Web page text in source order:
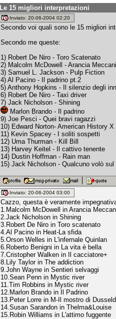
Le 15 migliori interpretazioni
Inviato: 20-06-2004 02:20
Secondo voi quali sono le 15 migliori
Secondo me queste:
1) Robert De Niro - Toro Scatenato
2) Malcolm McDowell - Arancia
3) Samuel L. Jackson - Pulp Fiction
4) Al Pacino - Il padrino pt.2
5) Anthony Hopkins - Il silenzio degli
6) Robert De Niro - Taxi driver
7) Jack Nicholson - Shining
Marlon Brando - Il padrino
9) Joe Pesci - Quei bravi ragazzi
10) Edward Norton- American History X
11) Kevin Spacey - I soliti sospetti
12) Uma Thurman - Kill Bill
13) Harvey Keitel - Il cattivo tenente
14) Dustin Hoffman - Rain man
15) Jack Nicholson - Qualcuno volò
Inviato: 20-06-2004 03:00
Cazzo, questa è veramente
1.Malcolm McDowell in Arancia
2.Jack Nicholson in Shining
3.Robert De Niro in Toro scatenato
4.Al Pacino in Heat-La sfida
5.Orson Welles in L'infernale Quinlan
6.Roberto Benigni in La vita è bella
7.Cristopher Walken in Il cacciatore+
8.Lily Taylor in The addiction
9.John Wayne in Sentieri selvaggi
10.Sean Penn in Mystic river
11.Tim Robbins in Mystic river
12.Marlon Brando in Il Padrino
13.Peter Lorre in M-Il mostro di
14.Susan Sarandon in Thelma&Louise
15.Robin Williams in L'attimo fuggente